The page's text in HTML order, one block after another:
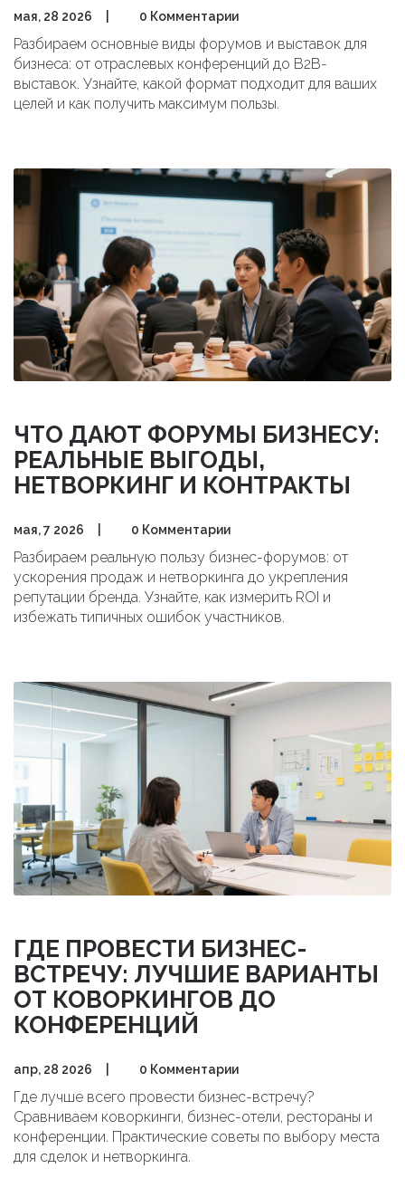
мая, 28 2026 0 Комментарии
Разбираем основные виды форумов и выставок для
бизнеса: от отраслевых конференций до B2B-
выставок. Узнайте, какой формат подходит для ваших
целей и как получить максимум пользы.
ЧТО ДАЮТ ФОРУМЫ БИЗНЕСУ:
РЕАЛЬНЫЕ ВЫГОДЫ,
НЕТВОРКИНГ И КОНТРАКТЫ
мая, 7 2026 0 Комментарии
Разбираем реальную пользу бизнес-форумов: от
ускорения продаж и нетворкинга до укрепления
репутации бренда. Узнайте, как измерить ROI и
избежать типичных ошибок участников.
ГДЕ ПРОВЕСТИ БИЗНЕС-
ВСТРЕЧУ: ЛУЧШИЕ ВАРИАНТЫ
ОТ КОВОРКИНГОВ ДО
КОНФЕРЕНЦИЙ
апр, 28 2026 0 Комментарии
Где лучше всего провести бизнес-встречу?
Сравниваем коворкинги, бизнес-отели, рестораны и
конференции. Практические советы по выбору места
для сделок и нетворкинга.